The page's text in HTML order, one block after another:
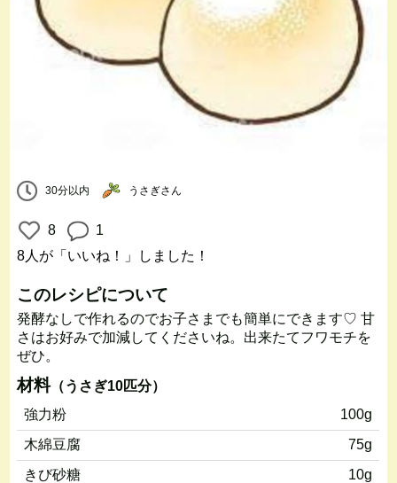
30分以内 うさぎさん
8
1
8人 が「いいね！」しました！
このレシピについて
発酵なしで作れるのでお子さまでも簡単にできます♡ 甘
さはお好みで加減してくださいね。出来たてフワモチを
ぜひ。
材料（うさぎ10匹分）
強力粉
100g
木綿豆腐
75g
きび砂糖
10g